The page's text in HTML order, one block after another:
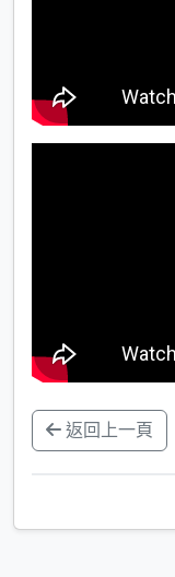
返回上一頁